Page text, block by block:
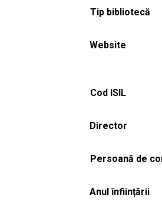
Tip bibliotecă
Website
Cod ISIL
Director
Persoană de
Anul înființării